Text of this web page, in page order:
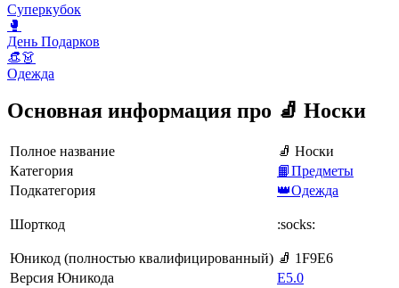
Суперкубок
🥊
День Подарков
👒👗
Одежда
Основная информация про 🧦 Носки
Полное название
🧦 Носки
Категория
📙Предметы
Подкатегория
👑Одежда
Шорткод :socks:
Юникод (полностью квалифицированный) 🧦 1F9E6
Версия Юникода
E5.0